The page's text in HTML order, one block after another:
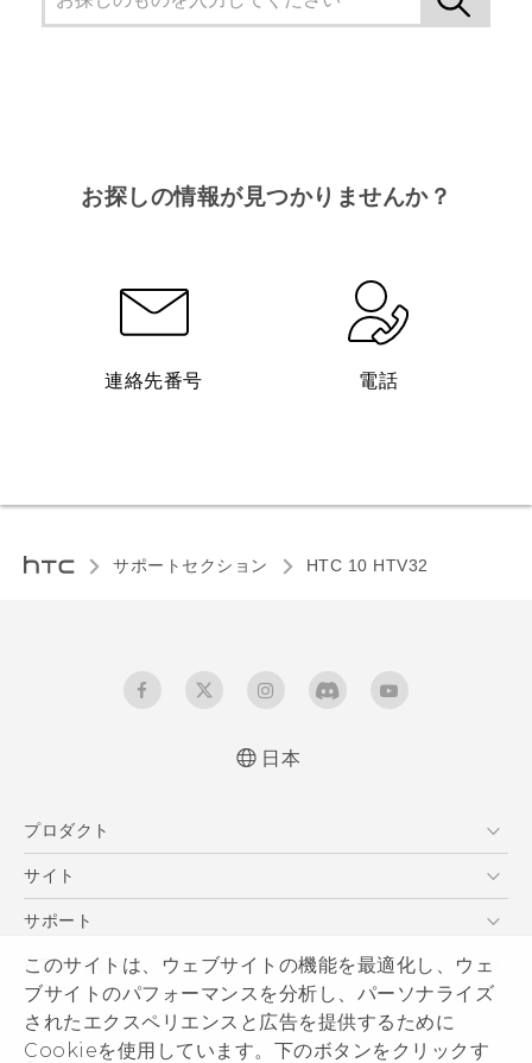
このサイトは、ウェブサイトの機能を最適化し、ウェ
ブサイトのパフォーマンスを分析し、パーソナライズ
されたエクスペリエンスと広告を提供するために
Cookieを使用しています。下のボタンをクリックす
お探しの情報が見つかりませんか？
連絡先番号 電話
サポートセクション HTC 10 HTV32‎
日本
プロダクト
スマートフォン
サイト
HTC Dev
HTC Research
サポート
サポートセンター
発送状況
サポート
HTCについて
ESG
製品のセキュリティ